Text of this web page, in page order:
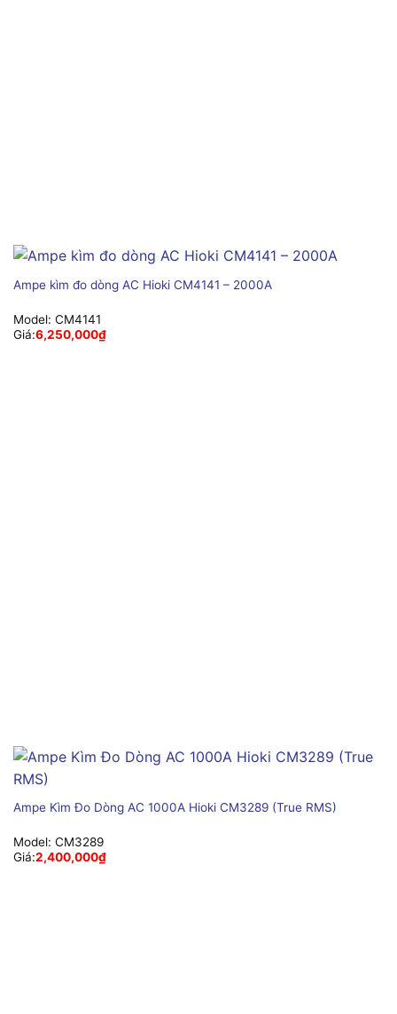
Ampe kìm đo dòng AC Hioki CM4141 – 2000A
Model: CM4141
Giá:6,250,000₫
Ampe Kìm Đo Dòng AC 1000A Hioki CM3289 (True RMS)
Model: CM3289
Giá:2,400,000₫